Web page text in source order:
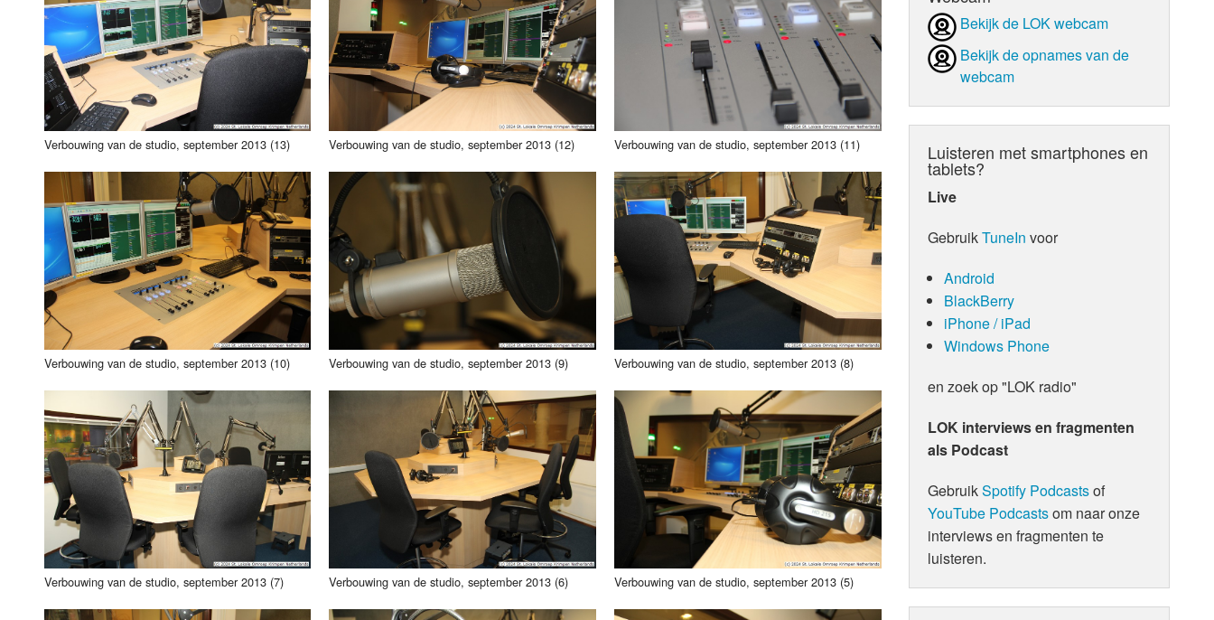
Donderdag
Vrijdag
Zaterdag
Zondag
Luister LOK Live
LOK schijf
Oude LOK programma's
Programmabeleid Bepalend Orgaan
Weerman
Over Krimpen a/d IJssel
Verbouwing van de studio, september 2013 (13) Verbouwing van de studio, september 2013 (12) Verbouwing van de studio, september 2013 (11)
Verbouwing van de studio, september 2013 (10) Verbouwing van de studio, september 2013 (9) Verbouwing van de studio, september 2013 (8)
Verbouwing van de studio, september 2013 (7) Verbouwing van de studio, september 2013 (6) Verbouwing van de studio, september 2013 (5)
Bekijk de LOK webcam
Bekijk de opnames van de
webcam
Luisteren met smartphones en
tablets?
Live
GebruikTuneIn voor
Android
BlackBerry
iPhone / iPad
Windows Phone
en zoek op "LOK radio"
LOK interviews en fragmenten
als Podcast
GebruikSpotify Podcastsof
YouTube Podcastsom naar onze
interviews en fragmenten te
luisteren.